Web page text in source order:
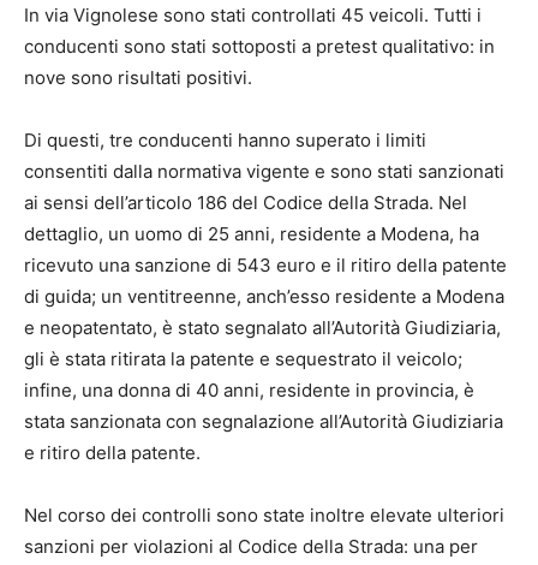
In via Vignolese sono stati controllati 45 veicoli. Tutti i
conducenti sono stati sottoposti a pretest qualitativo: in
nove sono risultati positivi.
Di questi, tre conducenti hanno superato i limiti
consentiti dalla normativa vigente e sono stati sanzionati
ai sensi dell’articolo 186 del Codice della Strada. Nel
dettaglio, un uomo di 25 anni, residente a Modena, ha
ricevuto una sanzione di 543 euro e il ritiro della patente
di guida; un ventitreenne, anch’esso residente a Modena
e neopatentato, è stato segnalato all’Autorità Giudiziaria,
gli è stata ritirata la patente e sequestrato il veicolo;
infine, una donna di 40 anni, residente in provincia, è
stata sanzionata con segnalazione all’Autorità Giudiziaria
e ritiro della patente.
Nel corso dei controlli sono state inoltre elevate ulteriori
sanzioni per violazioni al Codice della Strada: una per